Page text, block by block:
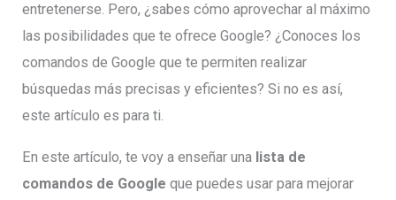
entretenerse. Pero, ¿sabes cómo aprovechar al máximo
las posibilidades que te ofrece Google? ¿Conoces los
comandos de Google que te permiten realizar
búsquedas más precisas y eficientes? Si no es así,
este artículo es para ti.
En este artículo, te voy a enseñar una lista de
comandos de Google que puedes usar para mejorar